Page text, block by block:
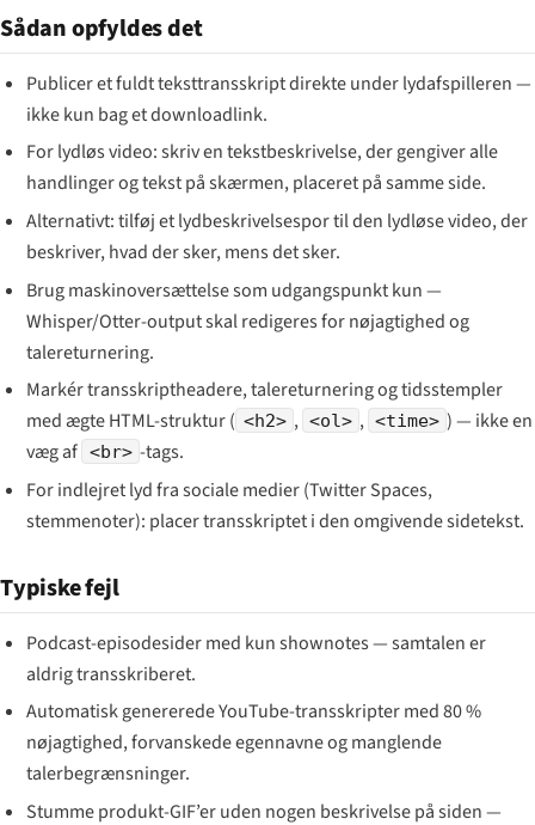
Sådan opfyldes det
Publicer et fuldt teksttransskript direkte under lydafspilleren —
ikke kun bag et downloadlink.
For lydløs video: skriv en tekstbeskrivelse, der gengiver alle
handlinger og tekst på skærmen, placeret på samme side.
Alternativt: tilføj et lydbeskrivelsespor til den lydløse video, der
beskriver, hvad der sker, mens det sker.
Brug maskinoversættelse som udgangspunkt kun —
Whisper/Otter-output skal redigeres for nøjagtighed og
talereturnering.
Markér transskriptheadere, talereturnering og tidsstempler
med ægte HTML-struktur ( <h2> , <ol> , <time> ) — ikke en
væg af <br> -tags.
For indlejret lyd fra sociale medier (Twitter Spaces,
stemmenoter): placer transskriptet i den omgivende sidetekst.
Typiske fejl
Podcast-episodesider med kun shownotes — samtalen er
aldrig transskriberet.
Automatisk genererede YouTube-transskripter med 80 %
nøjagtighed, forvanskede egennavne og manglende
talerbegrænsninger.
Stumme produkt-GIF’er uden nogen beskrivelse på siden —